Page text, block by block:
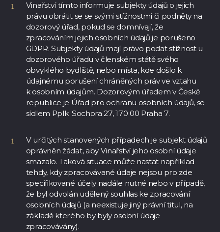
Vinařství tímto informuje subjekty údajů o jejich
právu obrátit se se svými stížnostmi či podněty na
dozorový úřad, pokud se domnívají, že
zpracováním jejich osobních údajů je porušeno
GDPR. Subjekty údajů mají právo podat stížnost u
dozorového úřadu v členském státě svého
obvyklého bydliště, nebo místa, kde došlo k
údajnému porušení chráněných práv ve vztahu
k osobním údajům. Dozorovým úřadem v České
republice je Úřad pro ochranu osobních údajů, se
sídlem Pplk. Sochora 27, 170 00 Praha 7.
V určitých stanovených případech je subjekt údajů
oprávněn žádat, aby Vinařství jeho osobní údaje
smazalo. Taková situace může nastat například
tehdy, kdy zpracovávané údaje nejsou pro zde
specifikované účely nadále nutné nebo v případě,
že byl odvolán udělený souhlas ke zpracování
osobních údajů (a neexistuje jiný právní titul, na
základě kterého by byly osobní údaje
zpracovávány).